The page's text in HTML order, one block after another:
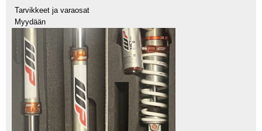
Tarvikkeet ja varaosat
Myydään